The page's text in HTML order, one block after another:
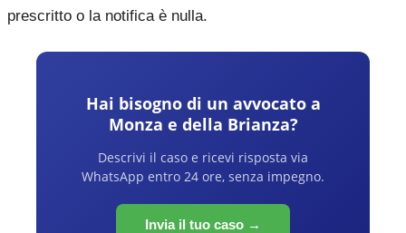
prescritto o la notifica è nulla.
Hai bisogno di un avvocato a
Monza e della Brianza?
Descrivi il caso e ricevi risposta via
WhatsApp entro 24 ore, senza impegno.
Invia il tuo caso →